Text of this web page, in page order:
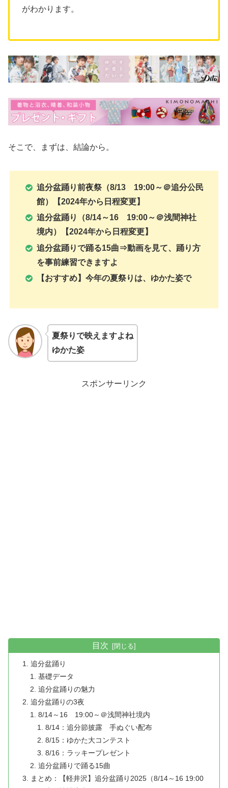
がわかります。
そこで、まずは、結論から。
追分盆踊り前夜祭（8/13 19:00～＠追分公民
館）【2024年から日程変更】
追分盆踊り（8/14～16 19:00～＠浅間神社
境内）【2024年から日程変更 】
追分盆踊りで踊る15曲⇒動画を見て、踊り方
を事前練習できますよ
【おすすめ】今年の夏祭りは、ゆかた姿で
夏祭りで映えますよね
ゆかた姿
スポンサーリンク
目次
追分盆踊り
基礎データ
追分盆踊りの魅力
追分盆踊りの3夜
8/14～16 19:00～＠浅間神社境内
8/14：追分節披露 手ぬぐい配布
8/15：ゆかた大コンテスト
8/16：ラッキープレゼント
追分盆踊りで踊る15曲
まとめ：【軽井沢】追分盆踊り2025（8/14～16 19:00